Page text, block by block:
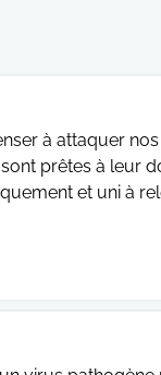
à attaquer
prêtes à leur
et uni à